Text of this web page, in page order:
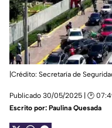
|Crédito: Secretaría de
Publicado 30/05/2025 | 🕑
Escrito por: Paulina Quesada